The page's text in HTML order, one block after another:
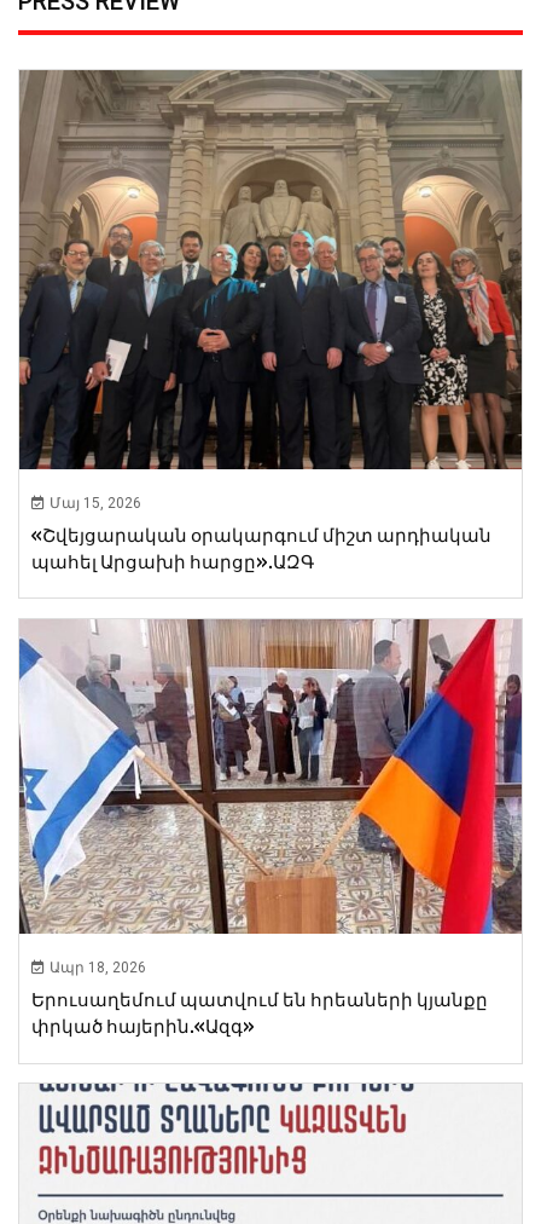
Մայ 15, 2026
«Շվեյցարական օրակարգում միշտ արդիական
պահել Արցախի հարցը».ԱԶԳ
Ապր 18, 2026
Երուսաղեմում պատվում են հրեաների կյանքը
փրկած հայերին.«Ազգ»